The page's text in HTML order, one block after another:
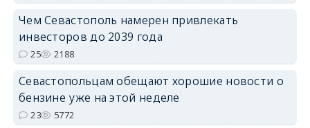
Чем Севастополь намерен привлекать
инвесторов до 2039 года
25 2188
Севастопольцам обещают хорошие новости о
бензине уже на этой неделе
23 5772